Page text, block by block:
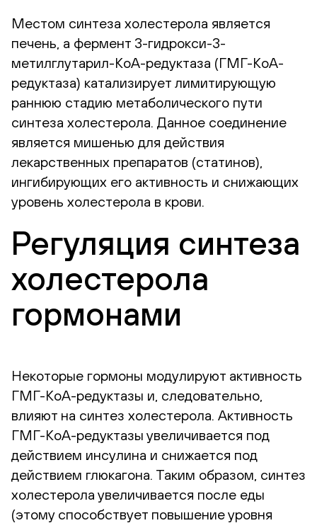
Местом синтеза холестерола является
печень, а фермент 3-гидрокси-3-
метилглутарил-КоА-редуктаза (ГМГ-КоА-
редуктаза) катализирует лимитирующую
раннюю стадию метаболического пути
синтеза холестерола. Данное соединение
является мишенью для действия
лекарственных препаратов (статинов),
ингибирующих его активность и снижающих
уровень холестерола в крови.
Регуляция синтеза
холестерола
гормонами
Некоторые гормоны модулируют активность
ГМГ-КоА-редуктазы и, следовательно,
влияют на синтез холестерола. Активность
ГМГ-КоА-редуктазы увеличивается под
действием инсулина и снижается под
действием глюкагона. Таким образом, синтез
холестерола увеличивается после еды
(этому способствует повышение уровня